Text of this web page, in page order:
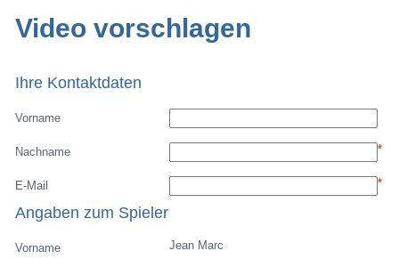
Video vorschlagen
Ihre Kontaktdaten
Vorname
Nachname *
E-Mail *
Angaben zum Spieler
Vorname Jean Marc